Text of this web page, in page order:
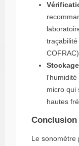
COFRAC).
micro qui
hautes
Conclusion
Le sonomètre